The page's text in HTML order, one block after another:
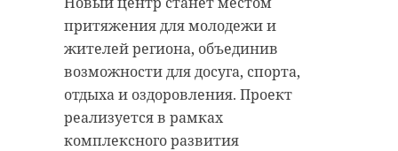
притяжения для молодежи и
жителей региона, объединив
возможности для досуга, спорта,
отдыха и оздоровления. Проект
реализуется в рамках
комплексного развития